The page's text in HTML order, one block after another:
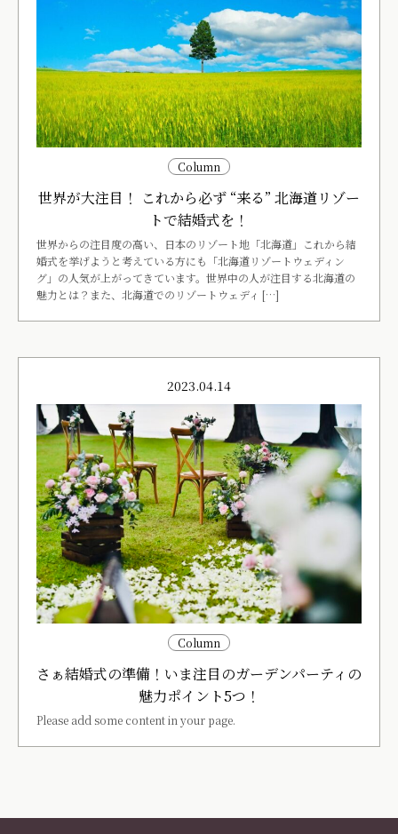
Column
世界が大注目！ これから必ず “来る” 北海道リゾー
トで結婚式を！
世界からの注目度の高い、日本のリゾート地「北海道」これから結
婚式を挙げようと考えている方にも「北海道リゾートウェディン
グ」の人気が上がってきています。世界中の人が注目する北海道の
魅力とは？また、北海道でのリゾートウェディ […]
2023.04.14
Column
さぁ結婚式の準備！いま注目のガーデンパーティの
魅力ポイント5つ！
Please add some content in your page.